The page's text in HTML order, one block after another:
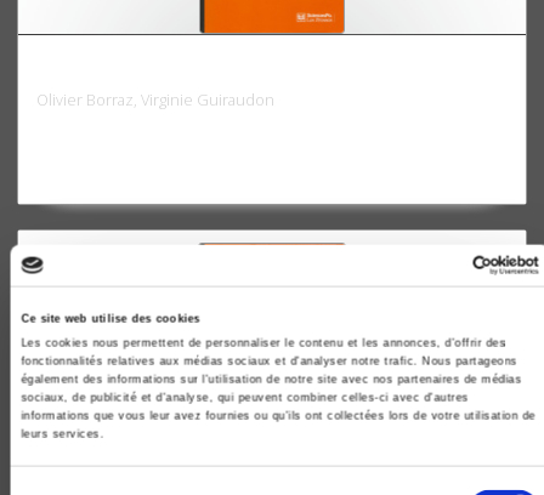
Ce site web utilise des cookies
Les cookies nous permettent de personnaliser le contenu et les annonces, d'offrir des
fonctionnalités relatives aux médias sociaux et d'analyser notre trafic. Nous partageons
également des informations sur l'utilisation de notre site avec nos partenaires de médias
sociaux, de publicité et d'analyse, qui peuvent combiner celles-ci avec d'autres
informations que vous leur avez fournies ou qu'ils ont collectées lors de votre utilisation de
leurs services.
Olivier Borraz, Virginie Guiraudon